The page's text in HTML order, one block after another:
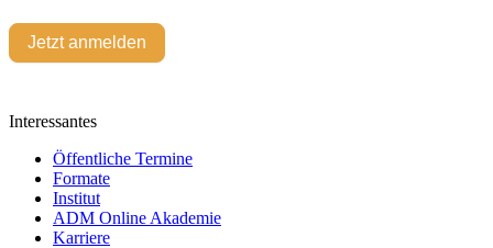
Jetzt anmelden
Interessantes
Öffentliche Termine
Formate
Institut
ADM Online Akademie
Karriere